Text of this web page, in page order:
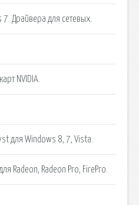
7. Драйвера для сетевых.
NVIDIA.
для Windows 8, 7, Vista.
Radeon, Radeon Pro, FirePro.